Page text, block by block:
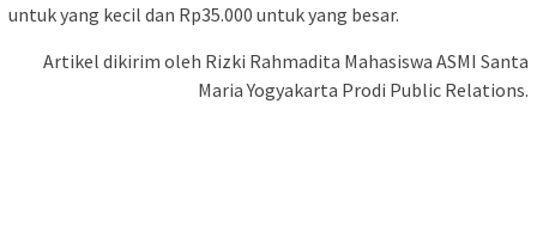
untuk yang kecil dan Rp35.000 untuk yang besar.
Artikel dikirim oleh Rizki Rahmadita Mahasiswa ASMI Santa
Maria Yogyakarta Prodi Public Relations.